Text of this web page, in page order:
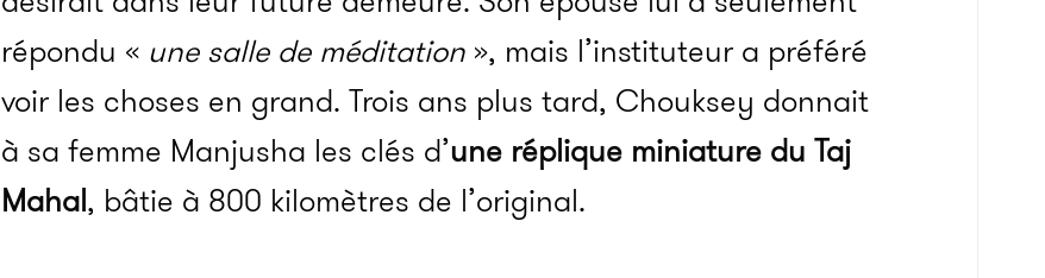
répondu « une salle de méditation », mais l’instituteur a préféré
voir les choses en grand. Trois ans plus tard, Chouksey donnait
à sa femme Manjusha les clés d’une réplique miniature du Taj
Mahal, bâtie à 800 kilomètres de l’original.